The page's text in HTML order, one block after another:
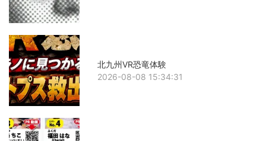
北九州VR恐竜体験
2026-08-08 15:34:31